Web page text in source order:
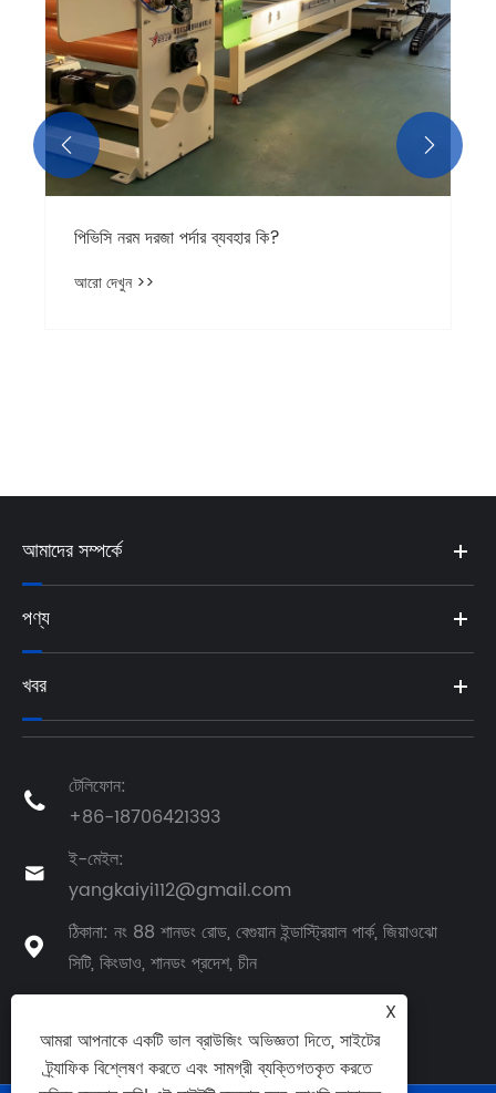
পিভিসি নরম দরজা পর্দার ব্যবহার কি?
আরো দেখুন >>
 
আমাদের সম্পর্কে
পণ্য
খবর

টেলিফোন:
+86-18706421393

ই-মেইল:
yangkaiyi112@gmail.com

ঠিকানা: নং 88 শানডং রোড, বেগুয়ান ইন্ডাস্ট্রিয়াল পার্ক, জিয়াওঝো
সিটি, কিংডাও, শানডং প্রদেশ, চীন
X
আমরা আপনাকে একটি ভাল ব্রাউজিং অভিজ্ঞতা দিতে, সাইটের
ট্র্যাফিক বিশ্লেষণ করতে এবং সামগ্রী ব্যক্তিগতকৃত করতে